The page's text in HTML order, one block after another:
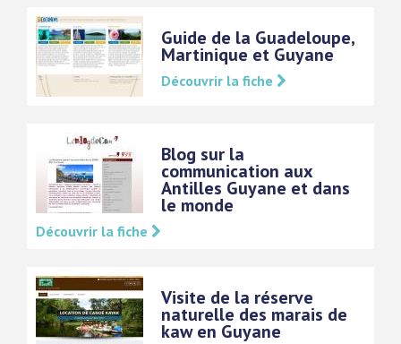
Guide de la Guadeloupe,
Martinique et Guyane
Découvrir la fiche
Blog sur la
communication aux
Antilles Guyane et dans
le monde
Découvrir la fiche
Visite de la réserve
naturelle des marais de
kaw en Guyane